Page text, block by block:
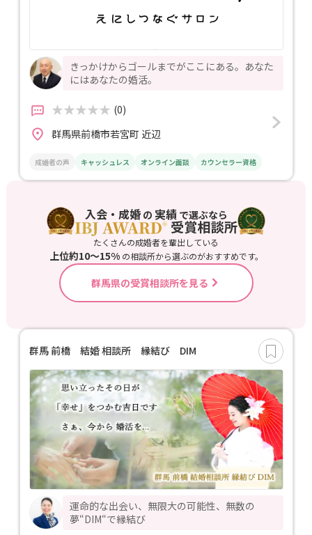
きっかけからゴールまでがここにある。あなた
にはあなたの婚活。
(0)
群馬県前橋市若宮町 近辺
成婚者の声 キャッシュレス オンライン面談 カウンセラー資格
入会・成婚の 実績で選ぶなら
たくさんの成婚者を輩出している
上位約10〜15%の相談所から選ぶのがおすすめです。
群馬県の受賞相談所を見る
群馬 前橋 結婚 相談所 縁結び DIM
運命的な出会い、無限大の可能性、無数の
夢“DIM“で縁結び